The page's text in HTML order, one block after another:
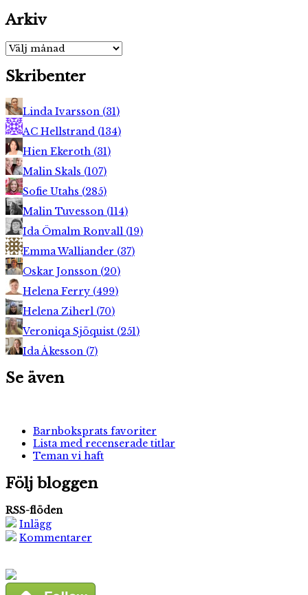
Arkiv
Arkiv
Skribenter
Linda Ivarsson (31)
AC Hellstrand (134)
Hien Ekeroth (31)
Malin Skals (107)
Sofie Utahs (285)
Malin Tuvesson (114)
Ida Ömalm Ronvall (19)
Emma Walliander (37)
Oskar Jonsson (20)
Helena Ferry (499)
Helena Ziherl (70)
Veroniqa Sjöquist (251)
Ida Åkesson (7)
Se även
Barnboksprats favoriter
Lista med recenserade titlar
Teman vi haft
Följ bloggen
RSS-flöden
Inlägg
Kommentarer